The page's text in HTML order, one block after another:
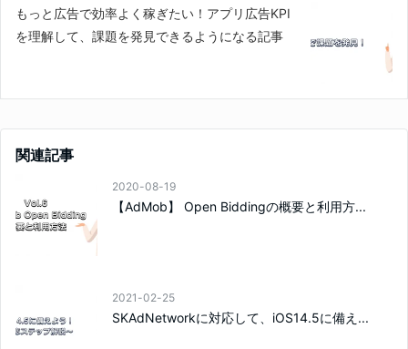
もっと広告で効率よく稼ぎたい！アプリ広告KPI
を理解して、課題を発見できるようになる記事
関連記事
2020-08-19
【AdMob】 Open Biddingの概要と利用方...
2021-02-25
SKAdNetworkに対応して、iOS14.5に備え...